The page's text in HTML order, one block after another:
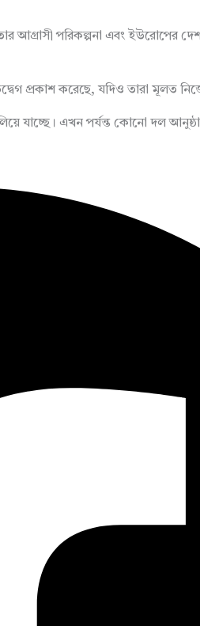
আগ্রাসী পরিকল্পনা এবং ইউরোপের
প্রকাশ করেছে, যদিও তারা মূলত
যাচ্ছে। এখন পর্যন্ত কোনো দল